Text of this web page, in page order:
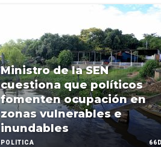
Ministro de la SEN
cuestiona que políticos
fomenten ocupación en
zonas vulnerables e
inundables
POLÍTICA 66D